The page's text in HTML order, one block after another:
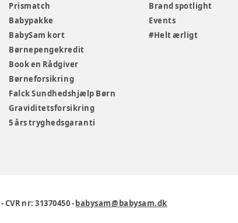
Prismatch
Babypakke
BabySam kort
Børnepengekredit
Book en Rådgiver
Børneforsikring
Falck Sundhedshjælp Børn
Graviditetsforsikring
5 års tryghedsgaranti
Brand spotlight
Events
#Helt ærligt
-CVR nr: 31370450-babysam@babysam.dk